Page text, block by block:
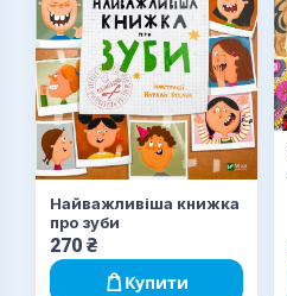
Найважливіша книжка
про зуби
270 ₴
Купити